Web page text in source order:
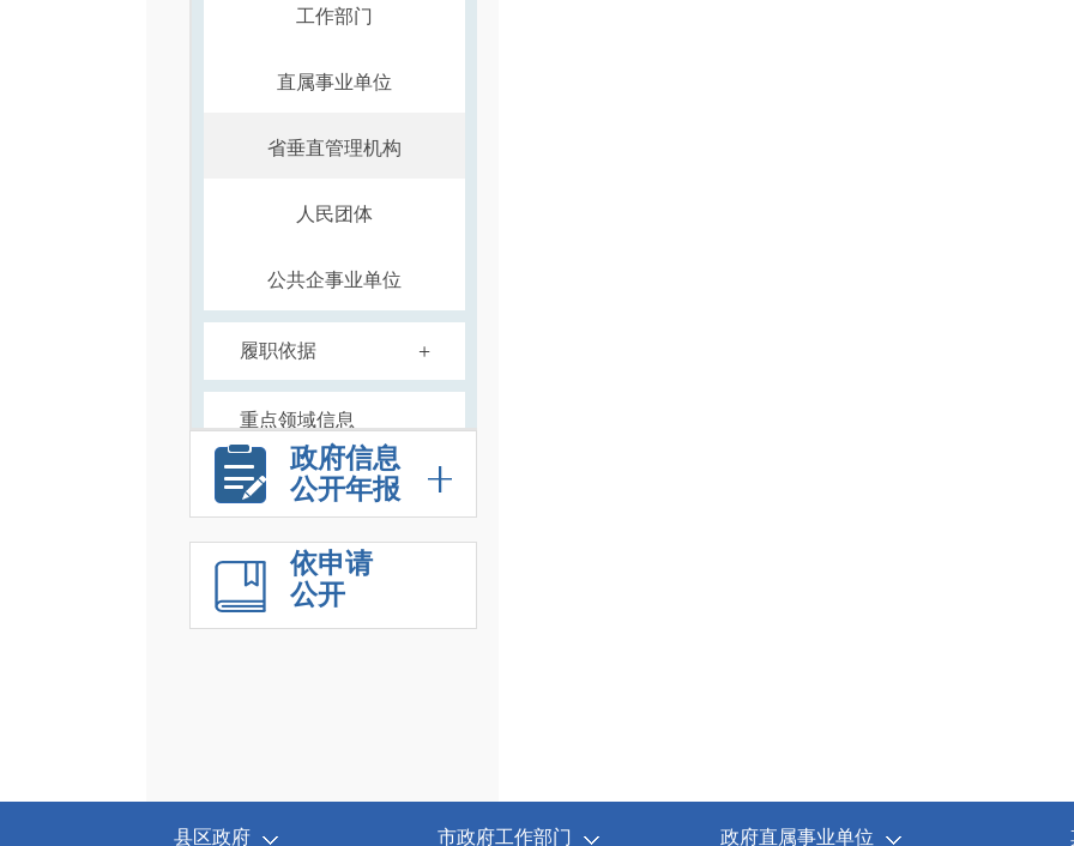
工作部门
直属事业单位
省垂直管理机构
人民团体
公共企事业单位
履职依据 +
重点领域信息
工作动态
计划规划
统计信息
政府采购
政府信息
公开年报
依申请
公开
县区政府 市政府工作部门 政府直属事业单位